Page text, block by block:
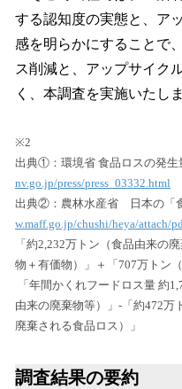
する認知度の実態と、ア
感を明らかにすることで
ス削減と、アップサイク
く、本調査を実施いたし
※2
出典①：環境省 食品ロスの発生
nv.go.jp/press/press_03332.html
出典②：農林水産省 日本の「
w.maff.go.jp/chushi/heya/attach/
「約2,232万トン（食品由来の
物＋有価物）」＋「707万トン
「年間かくれフードロス量 約
由来の廃棄物等）」-「約472万
廃棄される食品ロス）」
調査結果の要約